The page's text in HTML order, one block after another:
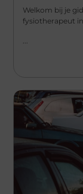
Welkom bij je
fysiotherapeut